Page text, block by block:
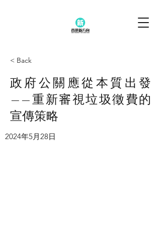
< Back
政府公關應從本質出發
——重新審視垃圾徵費的
宣傳策略
2024年5月28日